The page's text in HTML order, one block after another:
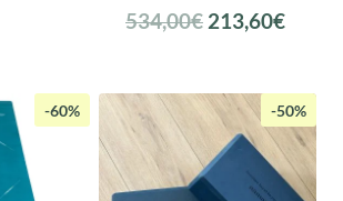
177,60€.
534,00€ Le
était :
534,00€.
213,60€Le
est :
-60% -50%